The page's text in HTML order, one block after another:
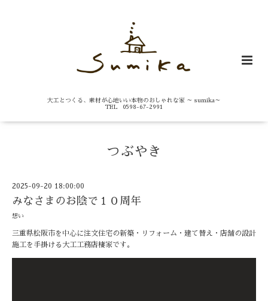
大工とつくる、素材が心地いい本物のおしゃれな家 ～ sumika～
TEL 0598-67-2991
つぶやき
2025-09-20 18:00:00
みなさまのお陰で１０周年
想い
三重県松阪市を中心に注文住宅の新築・リフォーム・建て替え・店舗の設計
施工を手掛ける大工工務店棲家です。